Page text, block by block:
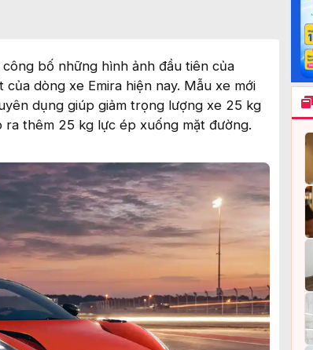
bố những hình ảnh đầu tiên của
dòng xe Emira hiện nay. Mẫu xe mới
dụng giúp giảm trọng lượng xe 25 kg
ra thêm 25 kg lực ép xuống mặt đường.